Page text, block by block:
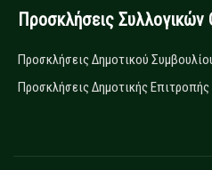
Προσκλήσεις
Προσκλήσεις Δημοτικού
Προσκλήσεις Δημοτικής Επιτροπής